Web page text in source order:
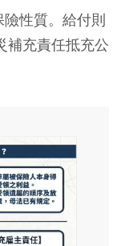
性質。給付則
補充責任抵充公